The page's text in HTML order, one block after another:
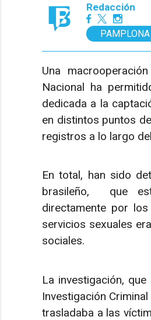
Redacción
Una
Nacional ha
dedicada a la
en distintos puntos
registros a lo largo
En total, han sido
brasileño, que
directamente por
servicios sexuales
sociales.
La investigación,
Investigación
trasladaba a las